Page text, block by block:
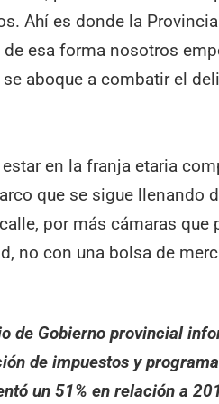
Ahí es donde la
esa forma nosotros
aboque a combatir el
en la franja etaria
que se sigue llenando
por más cámaras
no con una bolsa de
de Gobierno provincial
de impuestos y
un 51% en relación a